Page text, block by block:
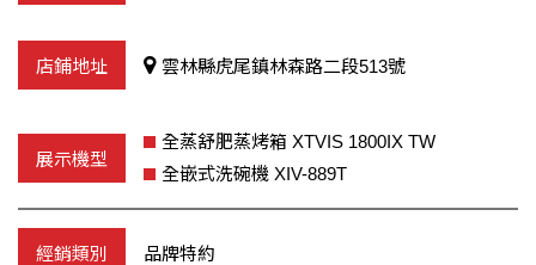
雲林縣虎尾鎮林森路二段513號
全蒸舒肥蒸烤箱 XTVIS 1800IX TW
全嵌式洗碗機 XIV-889T
品牌特約